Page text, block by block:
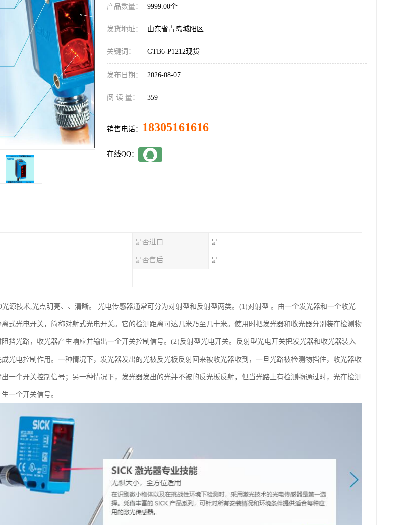
产品数量： 9999.00个
发货地址： 山东省青岛城阳区
关键词： GTB6-P1212现货
发布日期： 2026-08-07
阅 读 量： 359
销售电话： 18305161616
在线QQ：
是否进口 是
是否售后 是
源技术,光点明亮、、清晰。 光电传感器通常可分为对射型和反射型两类。(1)对射型 。由一个发光器和一个收光
式光电开关，简称对射式光电开关。它的检测距离可达几米乃至几十米。使用时把发光器和收光器分别装在检测物
挡光路，收光器产生响应并输出一个开关控制信号。(2)反射型光电开关。反射型光电开关把发光器和收光器装入
光电控制作用。一种情况下，发光器发出的光被反光板反射回来被收光器收到，一旦光路被检测物挡住，收光器收
一个开关控制信号；另一种情况下，发光器发出的光并不被的反光板反射，但当光路上有检测物通过时，光在检测
一个开关信号。